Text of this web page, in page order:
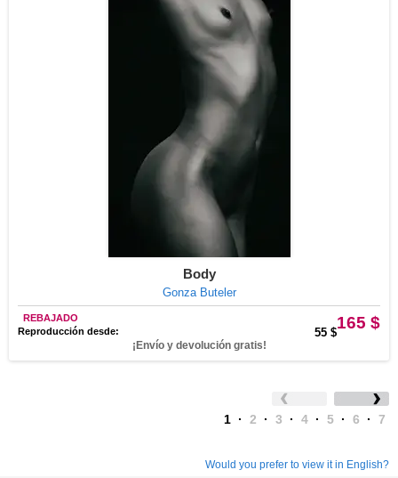
Body
Gonza Buteler
165 $
REBAJADO
Reproducción desde:
55 $
¡Envío y devolución gratis!
1 · 2 · 3 · 4 · 5 · 6 · 7
Would you prefer to view it in English?